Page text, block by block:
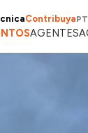
ContribuyaPT
AGENTES